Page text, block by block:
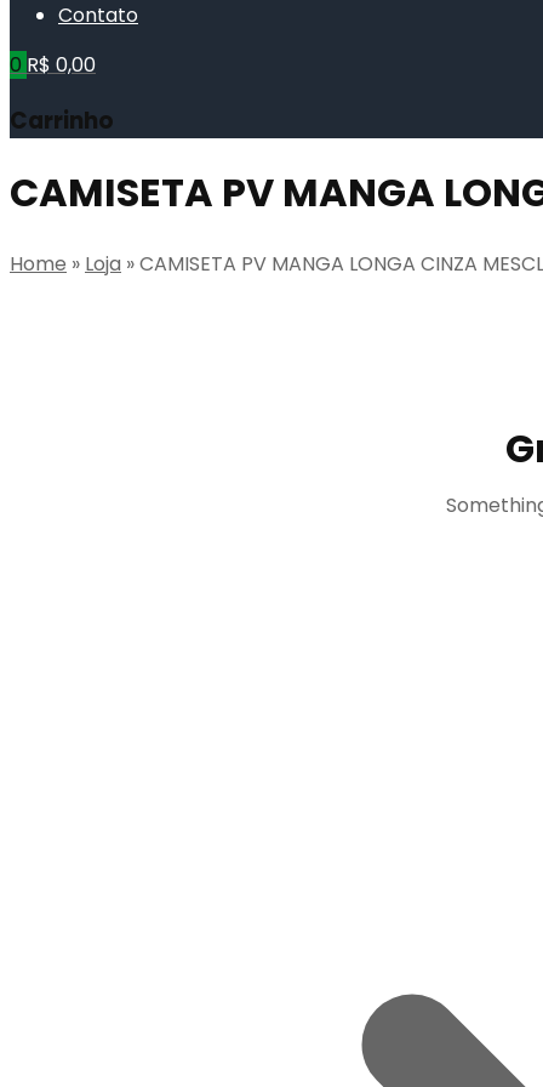
Contato
0 R$ 0,00
Carrinho
CAMISETA PV MANGA
Home » Loja »CAMISETA PV MANGA LONGA CINZA